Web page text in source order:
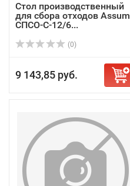
Стол производственный
для сбора отходов Assum
СПСО-С-12/6...
(0)
9 143,85 руб.